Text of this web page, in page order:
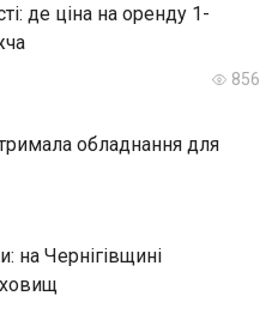
де ціна на оренду 1-
856
обладнання для
на Чернігівщині